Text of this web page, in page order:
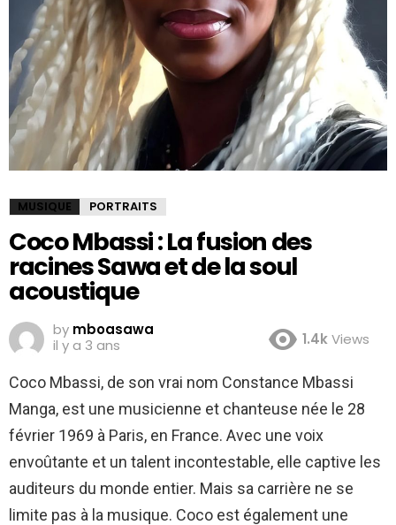
MUSIQUE PORTRAITS
Coco Mbassi : La fusion des
racines Sawa et de la soul
acoustique
by mboasawa
il y a 3 ans
1.4kViews
Coco Mbassi, de son vrai nom Constance Mbassi
Manga, est une musicienne et chanteuse née le 28
février 1969 à Paris, en France. Avec une voix
envoûtante et un talent incontestable, elle captive les
auditeurs du monde entier. Mais sa carrière ne se
limite pas à la musique. Coco est également une